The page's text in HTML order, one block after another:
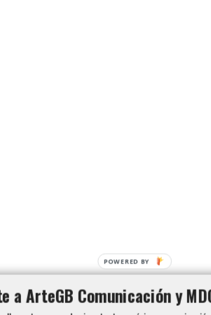
a ArteGB Comunicación y
POWERED BY